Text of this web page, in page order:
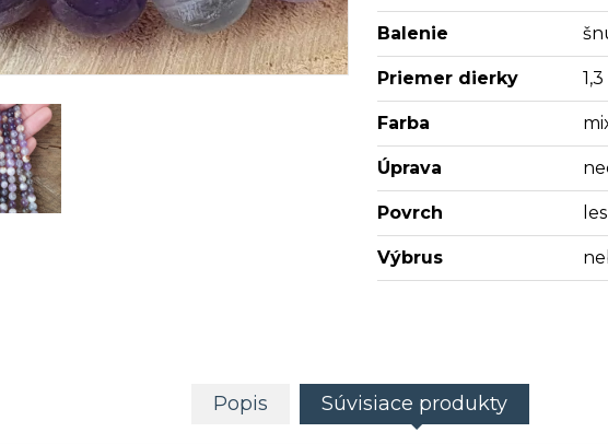
Balenie
Priemer dierky
Farba
Úprava
Povrch
Výbrus
Popis Súvisiace produkty